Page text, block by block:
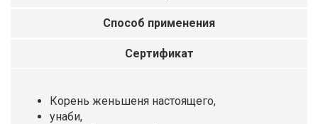
Способ применения
Сертификат
Корень женьшеня настоящего,
унаби,